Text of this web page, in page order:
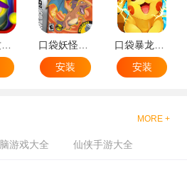
安装
安装
MORE +
游戏大全 仙侠手游大全